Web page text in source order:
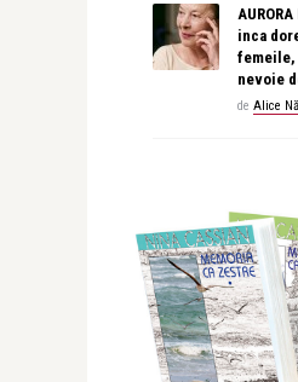
inca
femeile,
nevoie
de Alice